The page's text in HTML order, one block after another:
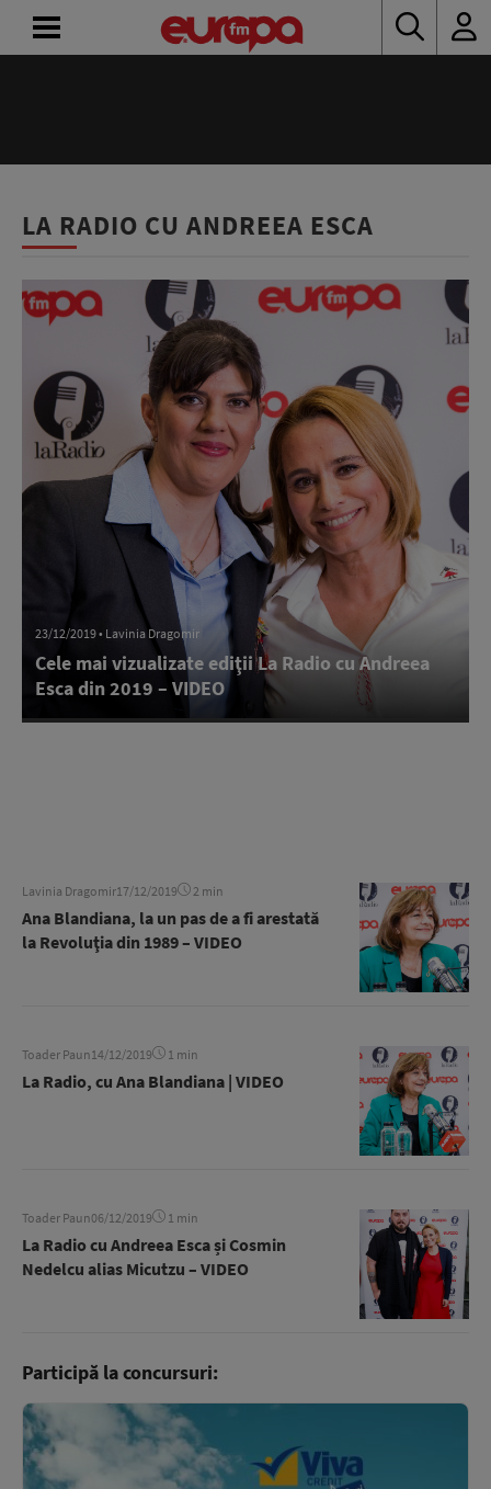
LA RADIO CU ANDREEA ESCA
23/12/2019 • Lavinia Dragomir
Cele mai vizualizate ediţii La Radio cu Andreea
Esca din 2019 – VIDEO
Lavinia Dragomir17/12/2019 2 min
Ana Blandiana, la un pas de a fi arestată
la Revoluţia din 1989 – VIDEO
Toader Paun14/12/2019 1 min
La Radio, cu Ana Blandiana | VIDEO
Toader Paun06/12/2019 1 min
La Radio cu Andreea Esca și Cosmin
Nedelcu alias Micutzu – VIDEO
Participă la concursuri:
PODCAST
ASCULTĂ
LIVE